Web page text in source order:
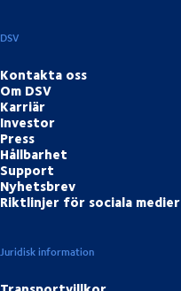
DSV
Kontakta oss
Om DSV
Karriär
Investor
Press
Hållbarhet
Support
Nyhetsbrev
Riktlinjer för sociala medier
Juridisk information